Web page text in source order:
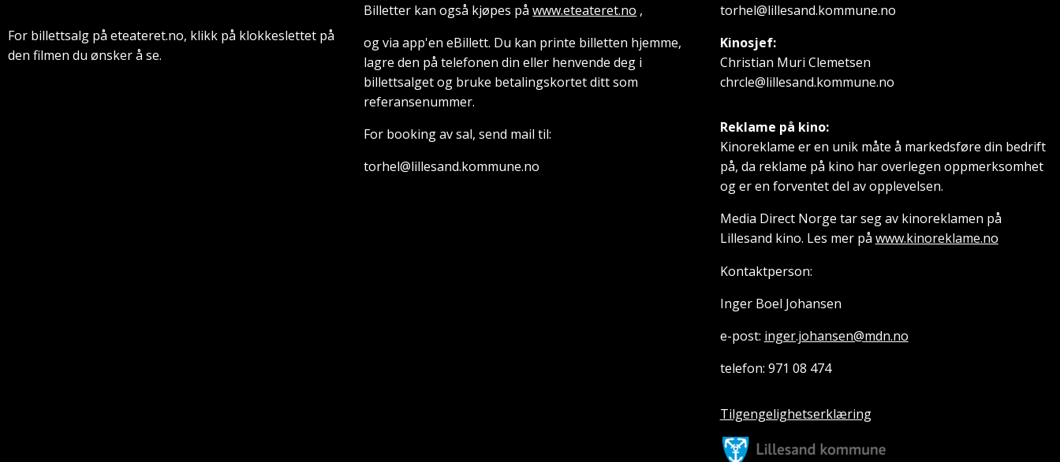
For billettsalg på eteateret.no, klikk på klokkeslettet på
den filmen du ønsker å se.
Billetter kan også kjøpes påwww.eteateret.no ,
og via app'en eBillett. Du kan printe billetten hjemme,
lagre den på telefonen din eller henvende deg i
billettsalget og bruke betalingskortet ditt som
referansenummer.
For booking av sal, send mail til:
torhel@lillesand.kommune.no
torhel@lillesand.kommune.no
Kinosjef:
Christian Muri Clemetsen
chrcle@lillesand.kommune.no
Reklame på kino:
Kinoreklame er en unik måte å markedsføre din bedrift
på, da reklame på kino har overlegen oppmerksomhet
og er en forventet del av opplevelsen.
Media Direct Norge tar seg av kinoreklamen på
Lillesand kino. Les mer på www.kinoreklame.no
Kontaktperson:
Inger Boel Johansen
e-post: inger.johansen@mdn.no
telefon: 971 08 474
Tilgengelighetserklæring